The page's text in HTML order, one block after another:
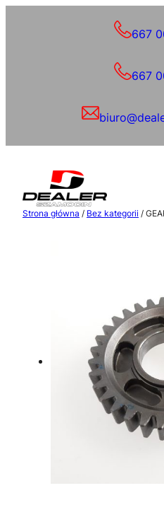
667
667
Strona główna / Bez kategorii /